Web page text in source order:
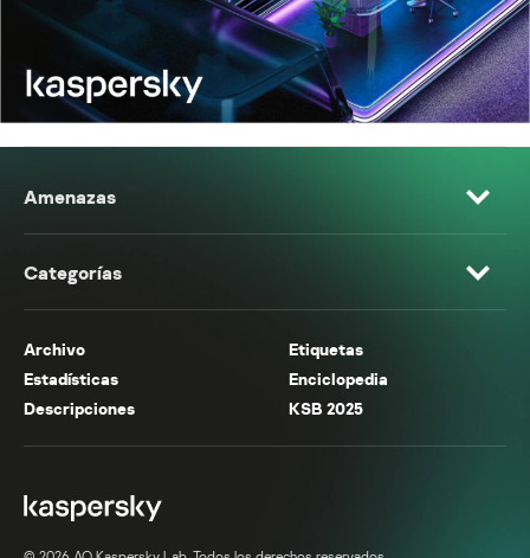
Amenazas
Categorías
Archivo
Etiquetas
Estadísticas
Enciclopedia
Descripciones
KSB 2025